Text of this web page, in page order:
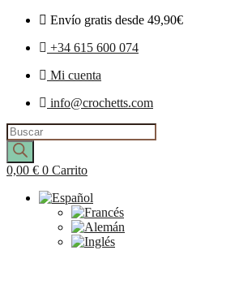
Envío gratis desde 49,90€
+34 615 600 074
Mi cuenta
info@crochetts.com
Búsqueda
de
productos
0,00 € 0 Carrito